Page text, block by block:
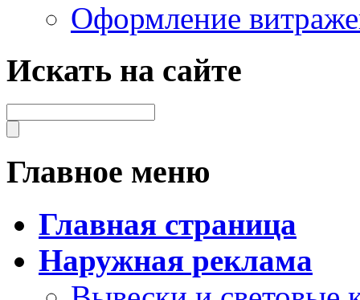
Оформление
Искать на сайте
Главное меню
Главная страница
Наружная реклама